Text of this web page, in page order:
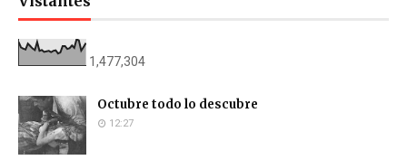
1,477,304
Octubre todo lo descubre
12:27